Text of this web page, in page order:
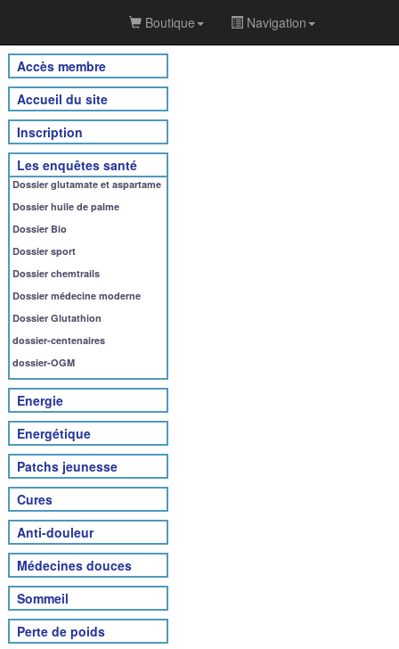
Boutique Navigation
Accès membre
Accueil du site
Inscription
Les enquêtes santé
Dossier glutamate et aspartame
Dossier huile de palme
Dossier Bio
Dossier sport
Dossier chemtrails
Dossier médecine moderne
Dossier Glutathion
dossier-centenaires
dossier-OGM
Energie
Energétique
Patchs jeunesse
Cures
Anti-douleur
Médecines douces
Sommeil
Perte de poids